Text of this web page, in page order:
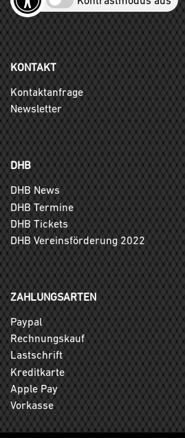
KONTAKT
Kontaktanfrage
Newsletter
DHB
DHB News
DHB Termine
DHB Tickets
DHB Vereinsförderung 2022
ZAHLUNGSARTEN
Paypal
Rechnungskauf
Lastschrift
Kreditkarte
Apple Pay
Vorkasse